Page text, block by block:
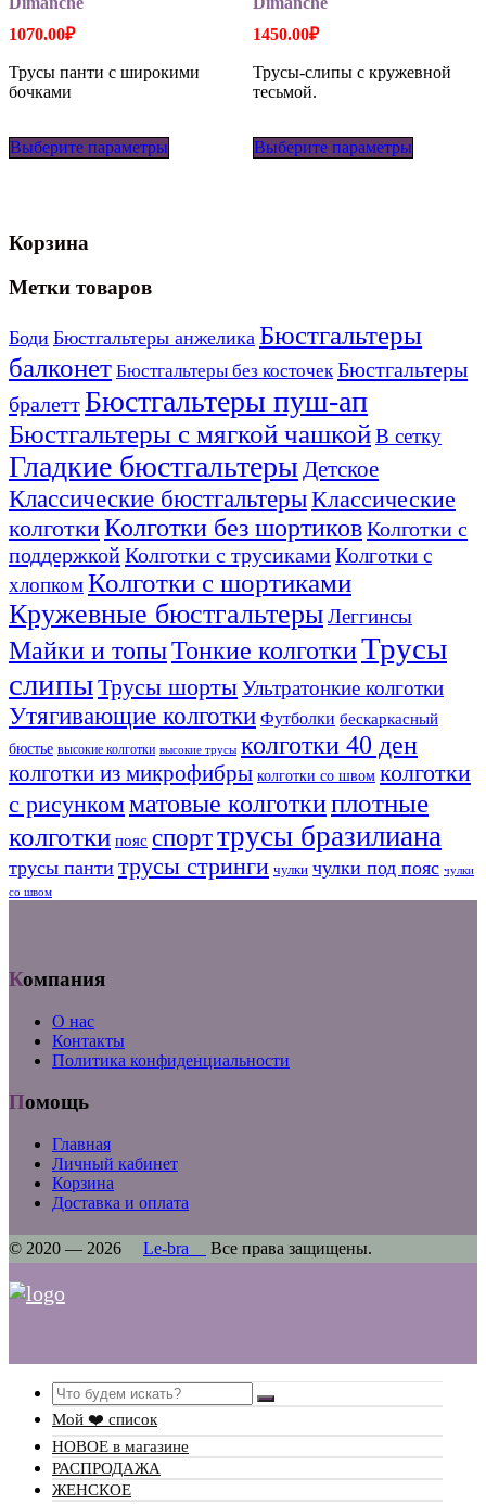
1070.00₽
Трусы панти с широкими
бочками
Выберите параметры
1450.00₽
Трусы-слипы с кружевной
тесьмой.
Выберите параметры
Корзина
Метки товаров
Боди Бюстгальтеры анжелика Бюстгальтеры
балконет Бюстгальтеры без косточек Бюстгальтеры
бралеттБюстгальтеры пуш-ап
Бюстгальтеры с мягкой чашкойВ сетку
Гладкие бюстгальтерыДетское
Классические бюстгальтерыКлассические
колготкиКолготки без шортиковКолготки с
поддержкойКолготки с трусикамиКолготки с
хлопкомКолготки с шортиками
Кружевные бюстгальтерыЛеггинсы
Майки и топыТонкие колготкиТрусы
слипыТрусы шортыУльтратонкие колготки
Утягивающие колготки Футболки бескаркасный
бюстье высокие колготки высокие трусы колготки 40 ден
колготки из микрофибры колготки со швом колготки
с рисункомматовые колготкиплотные
колготки пояс спорттрусы бразилиана
трусы панти трусы стринги чулки чулки под пояс чулки
со швом
Компания
О нас
Контакты
Политика конфиденциальности
Помощь
Главная
Личный кабинет
Корзина
Доставка и оплата
© 2020 — 2026 Le-bra Все права защищены.
Search
Мой ❤️ список
НОВОЕ в магазине
РАСПРОДАЖА
ЖЕНСКОЕ